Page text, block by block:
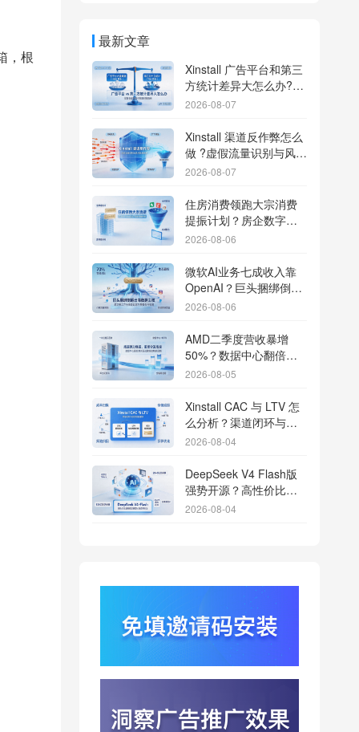
，根
最新文章
Xinstall 广告平台和第三
方统计差异大怎么办?数
据误差排查指南
2026-08-07
Xinstall 渠道反作弊怎么
做 ?虚假流量识别与风控
防刷解析
2026-08-07
住房消费领跑大宗消费
提振计划？房企数字化
转型加速线下场景智能
2026-08-06
微软AI业务七成收入靠
OpenAI？巨头捆绑倒逼
出海App独立追踪全渠道
2026-08-06
AMD二季度营收暴增
50%？数据中心翻倍增
长驱动跨端分发新底座
2026-08-05
Xinstall CAC 与 LTV 怎
么分析？渠道闭环与投
放回报解析
2026-08-04
DeepSeek V4 Flash版
强势开源？高性价比基
座模型重塑长尾应用全
2026-08-04
行云科技算力订单超154
亿？底座产能扩张激活
AI应用多终端流转新周
2026-08-04
苹果带摄像头的 AirPods
爆硬件分发与全渠道归
因升级
2026-08-03